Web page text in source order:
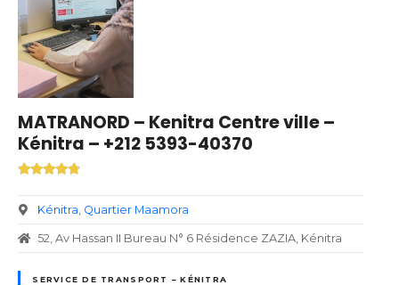
MATRANORD – Kenitra Centre ville –
Kénitra – +212 5393-40370
Kénitra Quartier Maamora
52, Av Hassan II Bureau N° 6 Résidence ZAZIA, Kénitra
SERVICE DE TRANSPORT – KÉNITRA